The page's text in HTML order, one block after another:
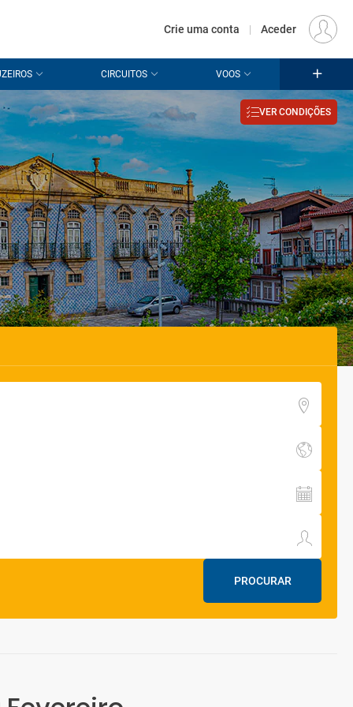
EUR
Crie uma conta | Aceder
CIRCUITOS VOOS
VER CONDIÇÕES
PROCURAR